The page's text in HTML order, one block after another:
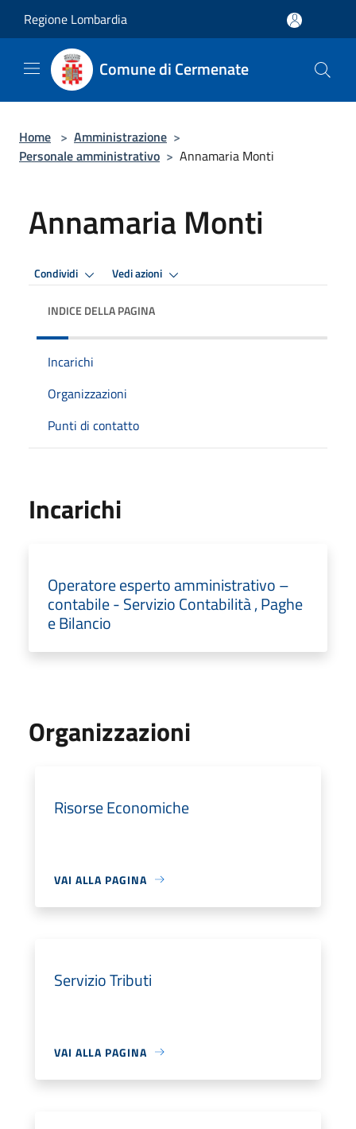
Regione Lombardia
Comune di Cermenate
Home > Amministrazione >
Personale amministrativo > Annamaria Monti
Annamaria Monti
Condividi Vedi azioni
INDICE DELLA PAGINA
Incarichi
Organizzazioni
Punti di contatto
Incarichi
Operatore esperto amministrativo –
contabile - Servizio Contabilità , Paghe
e Bilancio
Organizzazioni
Risorse Economiche
VAI ALLA PAGINA
Servizio Tributi
VAI ALLA PAGINA